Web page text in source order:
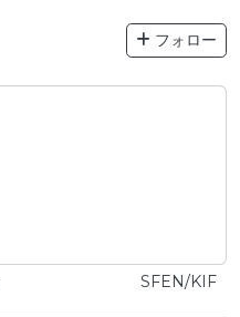
フォロー
SFEN/KIF